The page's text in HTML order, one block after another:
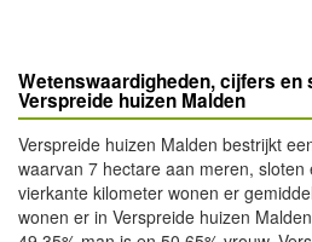
Wetenswaardigheden, cijfers
Verspreide huizen Malden
Verspreide huizen Malden bestrijkt
waarvan 7 hectare aan meren,
vierkante kilometer wonen er
wonen er in Verspreide huizen